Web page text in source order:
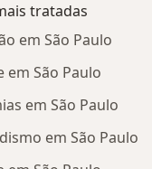
tratadas
em São Paulo
em São Paulo
em São Paulo
em São Paulo